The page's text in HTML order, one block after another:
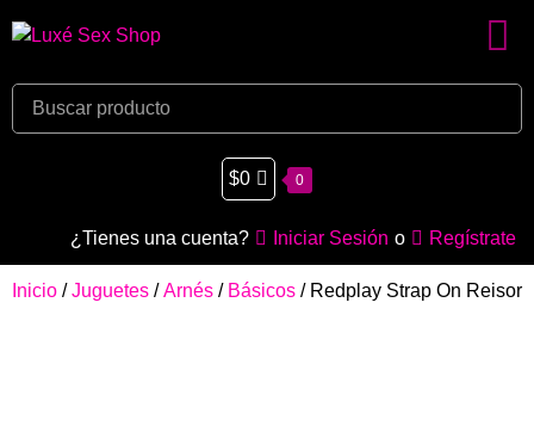
$0 0
¿Tienes una cuenta? Iniciar Sesión o Regístrate
Inicio /Juguetes /Arnés / Básicos / Redplay Strap On Reisor